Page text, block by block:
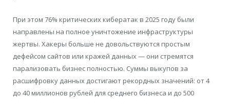
При этом 76% критических кибератак в 2025 году были
направлены на полное уничтожение инфраструктуры
жертвы. Хакеры больше не довольствуются простым
дефейсом сайтов или кражей данных — они стремятся
парализовать бизнес полностью. Суммы выкупов за
расшифровку данных достигают рекордных значений: от 4
до 40 миллионов рублей для среднего бизнеса и до 500